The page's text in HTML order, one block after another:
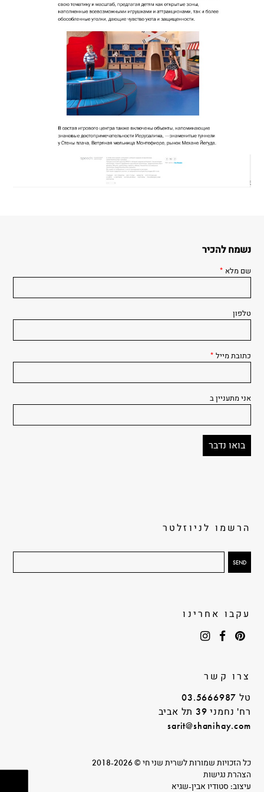
נשמח להכיר
שם מלא *
טלפון
כתובת מייל *
אני מתעניין ב
הרשמו לניוזלטר
עקבו אחרינו
צרו קשר
טל 03.5666987
רח' נחמני 39 תל אביב
sarit@shanihay.com
כל הזכויות שמורות לשרית שני חי © 2018-2026
הצהרת נגישות
עיצוב: סטודיו אבין-שגיא